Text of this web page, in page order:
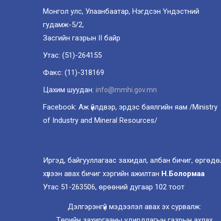
Монгол улс, Улаанбаатар, Нэгдсэн Үндэстний
гудамж-5/2,
Засгийн газрын II байр
Утас: (51)-264155
Факс: (11)-318169
Цахим шуудан: info@mmhi.gov.mn
Facebook: Аж үйлдвэр, эрдэс баялгийн яам /Ministry
of Industry and Mineral Resources/
Иргэд, байгууллагаас захидал, албан бичиг,
хүлээн авах бичиг хэргийн ажилтан Н.Болормаа
Утас 51-263506, өрөөний дугаар 102 тоот
Дэлгэрэнгүй мэдээлэл авах эх сурвалж: